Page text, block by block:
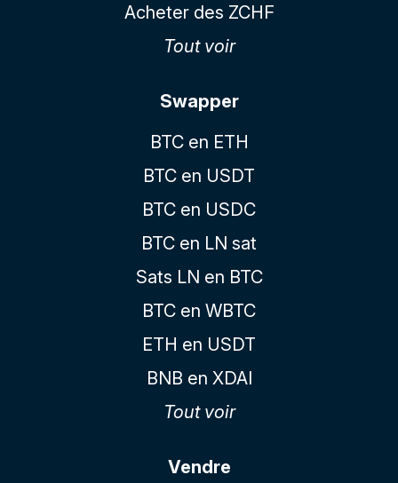
Acheter des ZCHF
Tout voir
Swapper
BTC en ETH
BTC en USDT
BTC en USDC
BTC en LN sat
Sats LN en BTC
BTC en WBTC
ETH en USDT
BNB en XDAI
Tout voir
Vendre